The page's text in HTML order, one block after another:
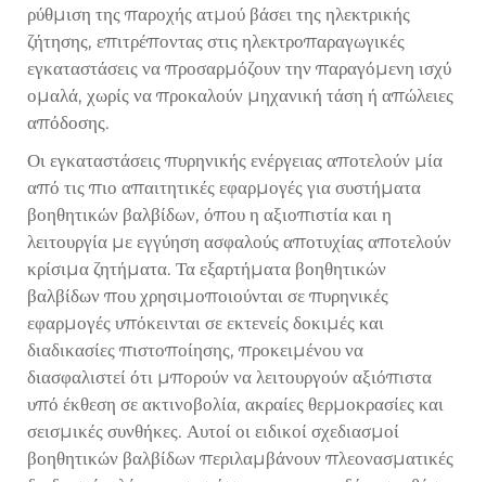
ρύθμιση της παροχής ατμού βάσει της ηλεκτρικής
ζήτησης, επιτρέποντας στις ηλεκτροπαραγωγικές
εγκαταστάσεις να προσαρμόζουν την παραγόμενη ισχύ
ομαλά, χωρίς να προκαλούν μηχανική τάση ή απώλειες
απόδοσης.
Οι εγκαταστάσεις πυρηνικής ενέργειας αποτελούν μία
από τις πιο απαιτητικές εφαρμογές για συστήματα
βοηθητικών βαλβίδων, όπου η αξιοπιστία και η
λειτουργία με εγγύηση ασφαλούς αποτυχίας αποτελούν
κρίσιμα ζητήματα. Τα εξαρτήματα βοηθητικών
βαλβίδων που χρησιμοποιούνται σε πυρηνικές
εφαρμογές υπόκεινται σε εκτενείς δοκιμές και
διαδικασίες πιστοποίησης, προκειμένου να
διασφαλιστεί ότι μπορούν να λειτουργούν αξιόπιστα
υπό έκθεση σε ακτινοβολία, ακραίες θερμοκρασίες και
σεισμικές συνθήκες. Αυτοί οι ειδικοί σχεδιασμοί
βοηθητικών βαλβίδων περιλαμβάνουν πλεονασματικές